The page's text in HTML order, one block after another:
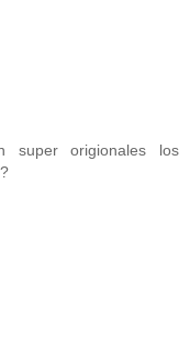
super origionales los